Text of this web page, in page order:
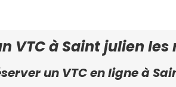
VTC à Saint julien
un VTC en ligne à